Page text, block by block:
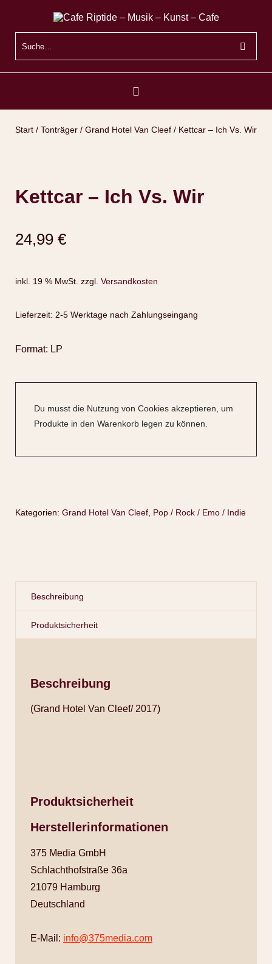
Start / Tonträger / Grand Hotel Van Cleef / Kettcar – Ich Vs. Wir
Kettcar – Ich Vs. Wir
24,99 €
inkl. 19 % MwSt. zzgl. Versandkosten
Lieferzeit: 2-5 Werktage nach Zahlungseingang
Format: LP
Du musst die Nutzung von Cookies akzeptieren, um
Produkte in den Warenkorb legen zu können.
Kategorien: Grand Hotel Van Cleef Pop / Rock / Emo / Indie
Beschreibung
Produktsicherheit
Beschreibung
(Grand Hotel Van Cleef/ 2017)
Produktsicherheit
Herstellerinformationen
375 Media GmbH
Schlachthofstraße 36a
21079 Hamburg
Deutschland
E-Mail: info@375media.com